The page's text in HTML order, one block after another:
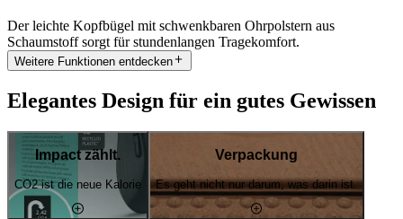
Der leichte Kopfbügel mit schwenkbaren Ohrpolstern aus
Schaumstoff sorgt für stundenlangen Tragekomfort.
Weitere Funktionen entdecken
Elegantes Design für ein gutes Gewissen
Impact zählt.
CO2 ist die neue Kalorie
Verpackung
Es geht nicht nur darum, was darin ist.